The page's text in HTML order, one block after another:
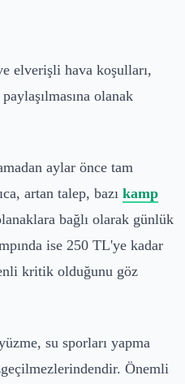
elverişli hava koşulları,
olanak
aylar önce tam
artan talep, bazı kamp
bağlı olarak günlük
ise 250 TL'ye kadar
kritik olduğunu göz
su sporları yapma
Önemli